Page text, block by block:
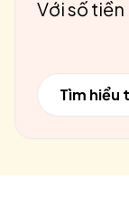
Với số
Tìm hiểu